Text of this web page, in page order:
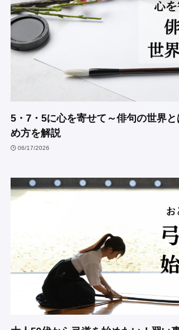
5・7・5に心を寄せて～俳句の世界
め方を解説
06/17/2026